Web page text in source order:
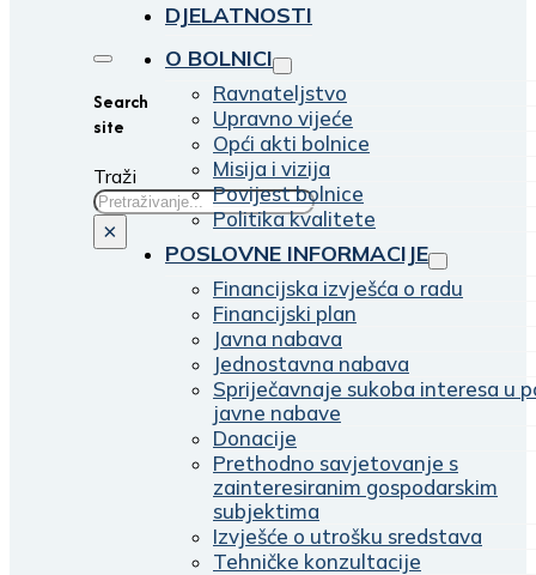
Search
site
Traži
×
DJELATNOSTI
O BOLNICI
Ravnateljstvo
Upravno vijeće
Opći akti bolnice
Misija i vizija
Povijest bolnice
Politika kvalitete
POSLOVNE INFORMACIJE
Financijska izvješća o radu
Financijski plan
Javna nabava
Jednostavna nabava
Spriječavnaje sukoba interesa u
javne nabave
Donacije
Prethodno savjetovanje s
zainteresiranim gospodarskim
subjektima
Izvješće o utrošku sredstava
Tehničke konzultacije